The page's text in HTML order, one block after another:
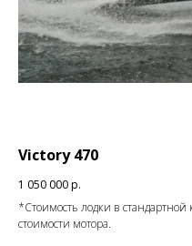
Victory 470
1 050 000р.
*Стоимость лодки в стандартной
стоимости мотора.